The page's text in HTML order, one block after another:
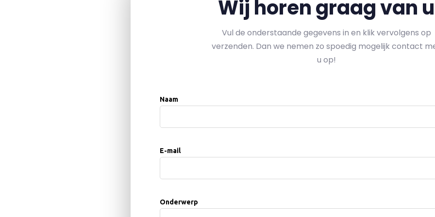
Wij horen graag van u
Vul de onderstaande gegevens in en klik vervolgens op
verzenden. Dan we nemen zo spoedig mogelijk contact
u op!
Naam
E-mail
Onderwerp